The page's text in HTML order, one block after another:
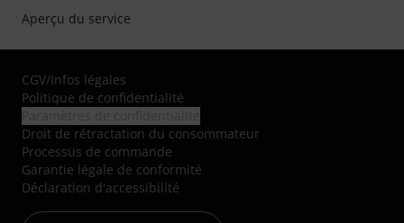
Aperçu du service
CGV/Infos légales
Politique de confidentialité
Droit de rétractation du consommateur
Processus de commande
Garantie légale de conformité
Déclaration d'accessibilité